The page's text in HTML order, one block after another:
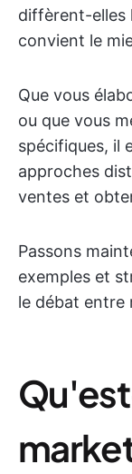
diffèrent-elles
convient le
Que vous
ou que vous
spécifiques, il
approches
ventes et
Passons
exemples et
le débat entre